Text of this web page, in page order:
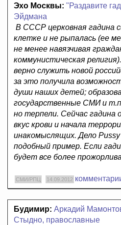
Эхо Москвы: "Раздавите
Эйдмана
В СССР церковная гадина
клетке и не рыпалась (ее
не менее навязчивая
коммунистическая
верно служить новой
за это получила
души наших детей;
государственные СМИ и
но терпели. Сейчас гадина
вкус крови и начала
инакомыслящих. Дело
подобный пример. Если
будет все более
СМИ/РПЦ 14.09.2012
Будимир: Аркадий
Стыдно, православные